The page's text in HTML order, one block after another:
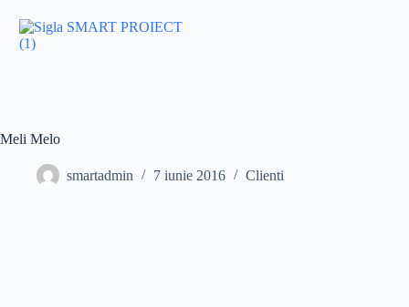
Meli Melo
smartadmin 7 iunie 2016 Clienti